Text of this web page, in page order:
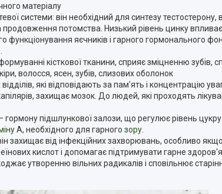
матеріалу
системи: він необхідний для синтезу
продовження потомства. Низький рівень цинку
функціонування яєчників і гарного гормонального
кісткової тканини, сприяє зміцненню зубів,
волосся, ясен, зубів, слизових оболонок
які відповідають за пам'ять і концентрацію
захищає мозок. До людей, які проходять
підшлункової залози, що регулює рівень цукру
А, необхідного для гарного зору
захищає від інфекційних захворювань, особливо
кислот і допомагає підтримувати гарне здоров'я
утворенню вільних радикалів і сповільнює